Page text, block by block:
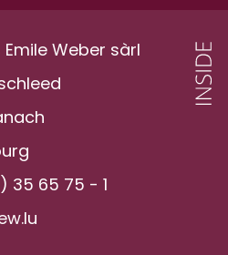
Weber sàrl
35 65 75 - 1